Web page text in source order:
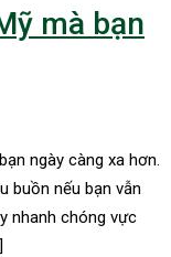
mà bạn
ngày càng xa hơn.
buồn nếu bạn vẫn
nhanh chóng vực